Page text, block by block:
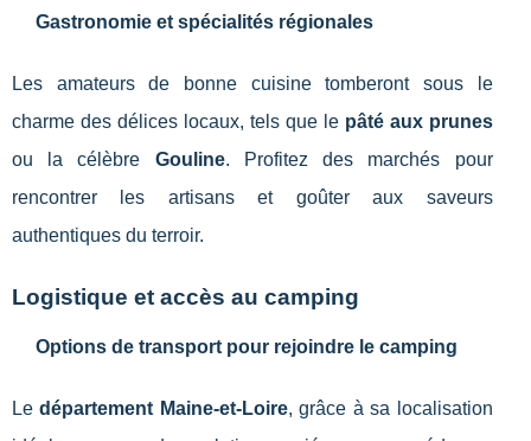
Gastronomie et spécialités régionales
Les amateurs de bonne cuisine tomberont sous le
charme des délices locaux, tels que le pâté aux prunes
ou la célèbre Gouline. Profitez des marchés pour
rencontrer les artisans et goûter aux saveurs
authentiques du terroir.
Logistique et accès au camping
Options de transport pour rejoindre le camping
Ledépartement Maine-et-Loire, grâce à sa localisation